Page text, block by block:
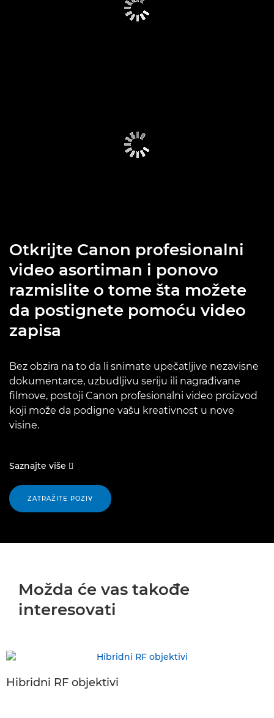
Otkrijte Canon profesionalni
video asortiman i ponovo
razmislite o tome šta možete
da postignete pomoću video
zapisa
Bez obzira na to da li snimate upečatljive nezavisne
dokumentarce, uzbudljivu seriju ili nagrađivane
filmove, postoji Canon profesionalni video proizvod
koji može da podigne vašu kreativnost u nove
visine.
Saznajte više 
ZATRAŽITE POZIV
Možda će vas takođe
interesovati
Hibridni RF objektivi